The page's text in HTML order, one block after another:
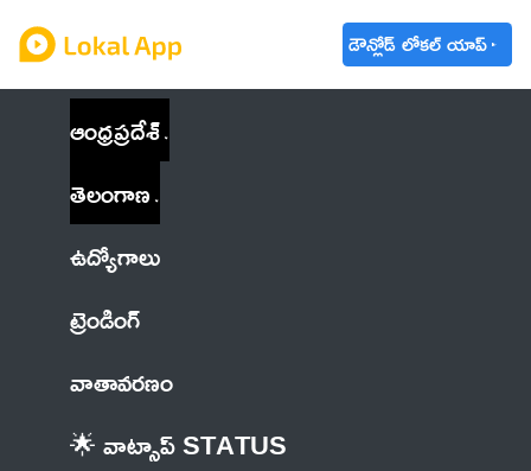
డౌన్లోడ్ లోకల్ యాప్
ఆంధ్రప్రదేశ్
తెలంగాణ
ఉద్యోగాలు
ట్రెండింగ్
వాతావరణం
🌟 వాట్సాప్ STATUS